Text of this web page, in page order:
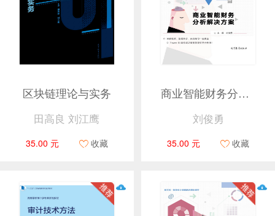
区块链理论与实务
田高良 刘江鹰
35.00 元 收藏
商业智能财务分析解决方案
刘俊勇
35.00 元 收藏